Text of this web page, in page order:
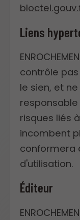
Liens
contrôle
le sien, et
responsable
risques liés
incombent
conformera
d'utilisation.
Éditeur